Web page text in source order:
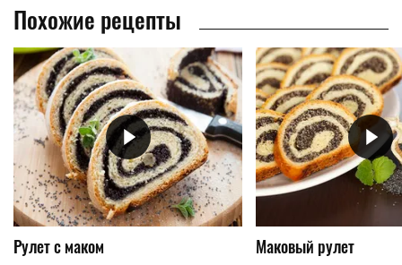
Похожие рецепты
Рулет с маком Маковый рулет